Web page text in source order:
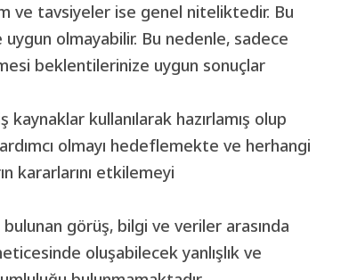
ve tavsiyeler ise genel niteliktedir. Bu
olmayabilir. Bu nedenle, sadece
beklentilerinize uygun sonuçlar
kullanılarak hazırlamış olup
olmayı hedeflemekte ve herhangi
kararlarını etkilemeyi
bulunan görüş, bilgi ve veriler arasında
oluşabilecek yanlışlık ve